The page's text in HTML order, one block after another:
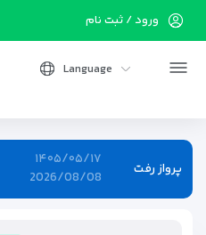
ورود / ثبت نام
Language
پرواز رفت
۱۴۰۵/۰۵/۱۷
2026/08/08